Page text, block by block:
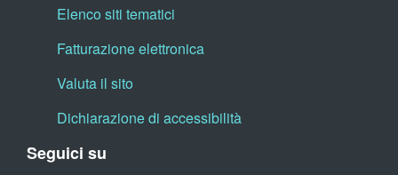
Elenco siti tematici
Fatturazione elettronica
Valuta il sito
Dichiarazione di accessibilità
Seguici su